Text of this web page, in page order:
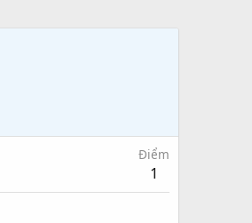
Điểm
1